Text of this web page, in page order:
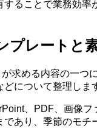
ることで業務効
プレートと
が求める内容の一
について整理しま
、PDF、画像
あり、季節のモチ